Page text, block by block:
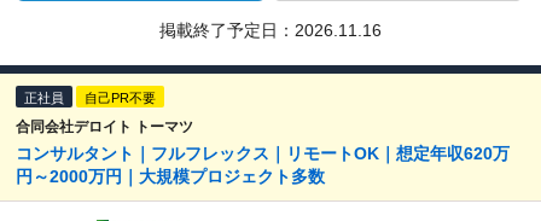
掲載終了予定日： 2026.11.16
正社員 自己PR不要
合同会社デロイト トーマツ
コンサルタント｜フルフレックス｜リモートOK｜想定年収620万
円～2000万円｜大規模プロジェクト多数